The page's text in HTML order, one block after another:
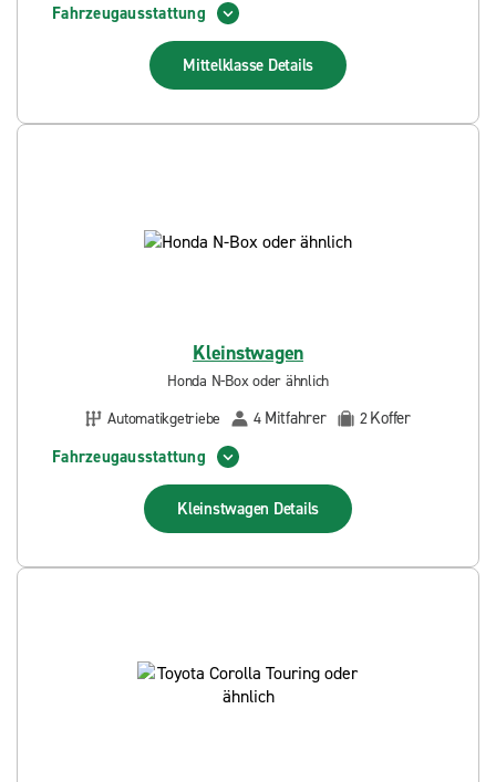
Fahrzeugausstattung
Mittelklasse Details
Kleinstwagen
Honda N-Box oder ähnlich
Automatikgetriebe
4 Mitfahrer 2Koffer
Fahrzeugausstattung
Kleinstwagen Details